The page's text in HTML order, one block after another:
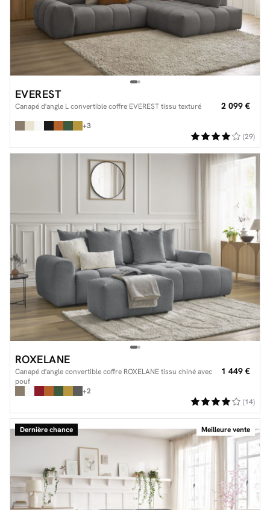
EVEREST
Canapé d'angle L convertible coffre EVEREST tissu texturé 2 099 €
+3
(29)
ROXELANE
Canapé d'angle convertible coffre ROXELANE tissu chiné avec
pouf
1 449 €
+2
(14)
Meilleure vente
Dernière chance